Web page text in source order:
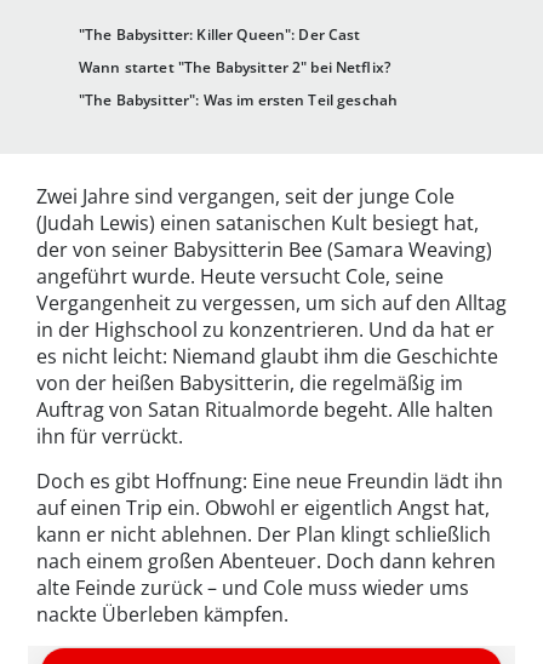
"The Babysitter: Killer Queen": Der Cast
Wann startet "The Babysitter 2" bei Netflix?
"The Babysitter": Was im ersten Teil geschah
Zwei Jahre sind vergangen, seit der junge Cole
(Judah Lewis) einen satanischen Kult besiegt hat,
der von seiner Babysitterin Bee (Samara Weaving)
angeführt wurde. Heute versucht Cole, seine
Vergangenheit zu vergessen, um sich auf den Alltag
in der Highschool zu konzentrieren. Und da hat er
es nicht leicht: Niemand glaubt ihm die Geschichte
von der heißen Babysitterin, die regelmäßig im
Auftrag von Satan Ritualmorde begeht. Alle halten
ihn für verrückt.
Doch es gibt Hoffnung: Eine neue Freundin lädt ihn
auf einen Trip ein. Obwohl er eigentlich Angst hat,
kann er nicht ablehnen. Der Plan klingt schließlich
nach einem großen Abenteuer. Doch dann kehren
alte Feinde zurück – und Cole muss wieder ums
nackte Überleben kämpfen.